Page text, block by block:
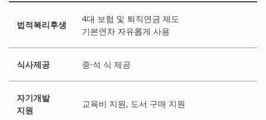
법적복리후생
4대 보험 및 퇴직연금 제도
기본연차 자유롭게 사용
식사제공 중·석 식 제공
자기개발
지원
교육비 지원, 도서 구매 지원